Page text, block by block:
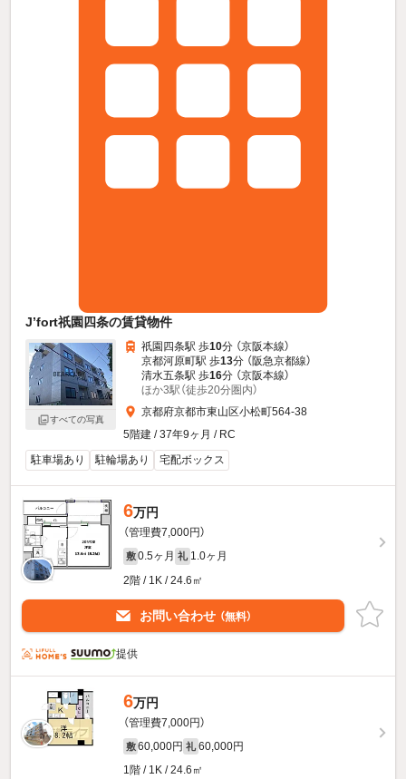
J’fort祇園四条の賃貸物件
すべての写真
祇園四条駅 歩10分 （京阪本線）
京都河原町駅 歩13分 （阪急京都線）
清水五条駅 歩16分 （京阪本線）
ほか3駅（徒歩20分圏内）
京都府京都市東山区小松町564-38
5階建 / 37年9ヶ月 / RC
駐車場あり
駐輪場あり 宅配ボックス
6万円
（管理費7,000円）
敷 0.5ヶ月 礼 1.0ヶ月
2階 / 1K / 24.6㎡
お問い合わせ （無料）
提供
6万円
（管理費7,000円）
敷 60,000円 礼 60,000円
1階 / 1K / 24.6㎡